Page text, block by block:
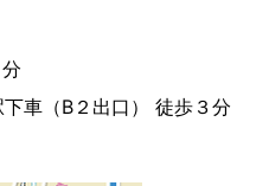
車（B２出口） 徒歩３分